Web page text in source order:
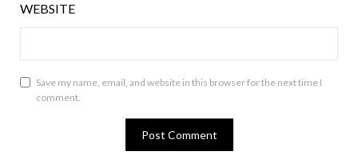
WEBSITE
Save my name, email, and website in this browser for the next time I
comment.